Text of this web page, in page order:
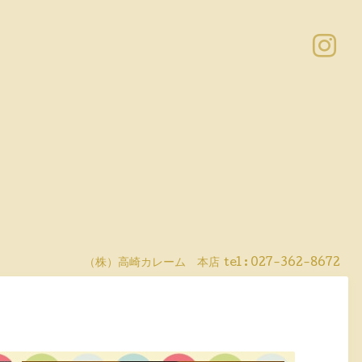
（株）高崎カレーム 本店 tel : 027-362-8672